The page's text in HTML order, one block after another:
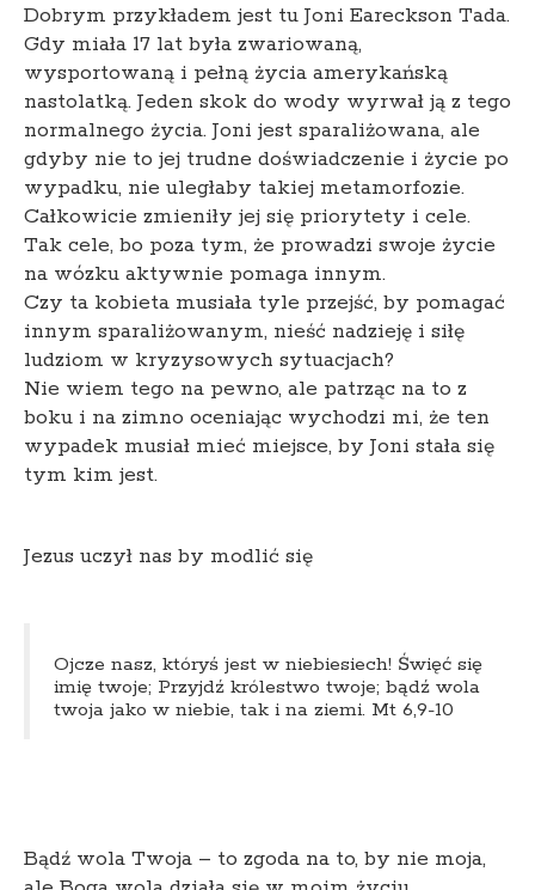
Dobrym przykładem jest tu Joni Eareckson Tada.
Gdy miała 17 lat była zwariowaną,
wysportowaną i pełną życia amerykańską
nastolatką. Jeden skok do wody wyrwał ją z tego
normalnego życia. Joni jest sparaliżowana, ale
gdyby nie to jej trudne doświadczenie i życie po
wypadku, nie uległaby takiej metamorfozie.
Całkowicie zmieniły jej się priorytety i cele.
Tak cele, bo poza tym, że prowadzi swoje życie
na wózku aktywnie pomaga innym.
Czy ta kobieta musiała tyle przejść, by pomagać
innym sparaliżowanym, nieść nadzieję i siłę
ludziom w kryzysowych sytuacjach?
Nie wiem tego na pewno, ale patrząc na to z
boku i na zimno oceniając wychodzi mi, że ten
wypadek musiał mieć miejsce, by Joni stała się
tym kim jest.
Jezus uczył nas by modlić się
Ojcze nasz, któryś jest w niebiesiech! Święć się
imię twoje; Przyjdź królestwo twoje; bądź wola
twoja jako w niebie, tak i na ziemi. Mt 6,9-10
Bądź wola Twoja – to zgoda na to, by nie moja,